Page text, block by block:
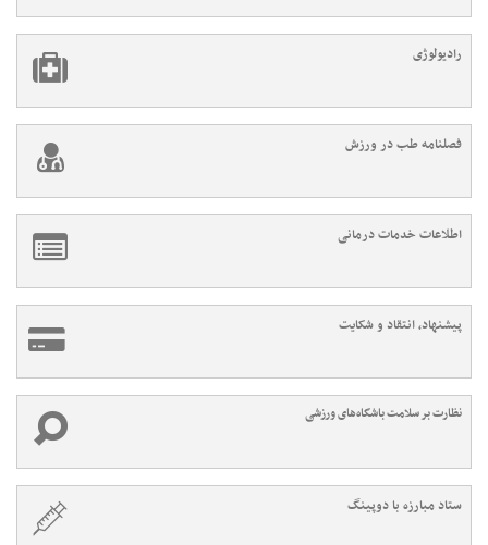
رادیولوژی
فصلنامه طب در ورزش
اطلاعات خدمات درمانی
پیشنهاد، انتقاد و شکایت
نظارت بر سلامت باشگاه‌های ورزشی
ستاد مبارزه با دوپینگ